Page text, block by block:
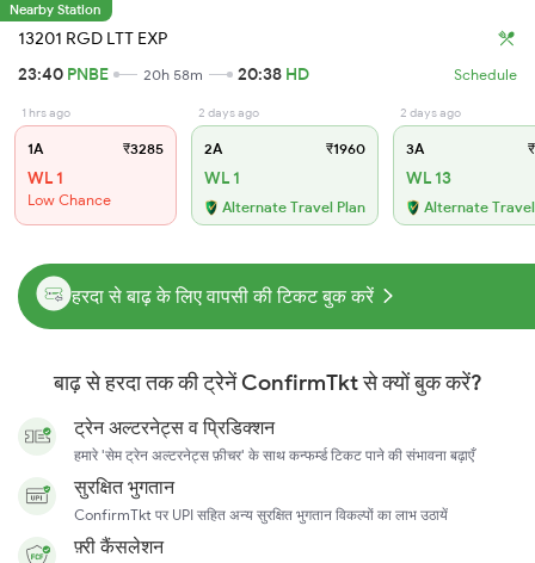
Nearby Station
13201 RGD LTT EXP
23:40 PNBE 20h 58m 20:38 HD Schedule
1 hrs ago
1A ₹3285
WL 1
Low Chance
2 days ago
2A ₹1960
WL 1
Alternate Travel Plan
2 days ago
3A
WL 13
Alternate
हरदा से बाढ़ के लिए वापसी की टिकट बुक करें
बाढ़ से हरदा तक की ट्रेनें ConfirmTkt से क्यों बुक करें?
ट्रेन अल्टरनेट्स व प्रिडिक्शन
हमारे 'सेम ट्रेन अल्टरनेट्स फ़ीचर' के साथ कन्फर्म्ड टिकट पाने की संभावना बढ़ाएँ
सुरक्षित भुगतान
ConfirmTkt पर UPI सहित अन्य सुरक्षित भुगतान विकल्पों का लाभ उठायें
फ़्री कैंसलेशन